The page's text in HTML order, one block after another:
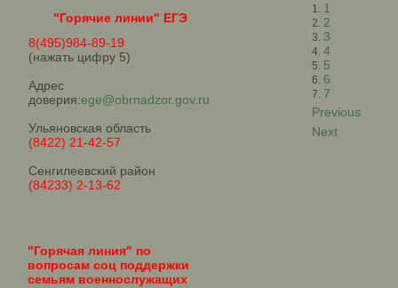
"Горячие линии" ЕГЭ
8(495)984-89-19
(нажать цифру 5)
Адрес
доверия:ege@obrnadzor.gov.ru
Ульяновская область
(8422) 21-42-57
Сенгилеевский район
(84233) 2-13-62
"Горячая линия" по
вопросам соц поддержки
семьям военнослужащих
1
2
3
4
5
6
7
Previous
Next